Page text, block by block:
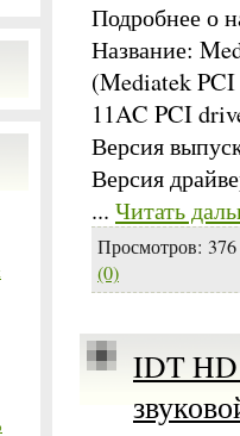
Подробнее о
Название:
(Mediatek
11AC PCI
Версия
Версия
... Читать
Просмотров: 376
(0)
IDT HD